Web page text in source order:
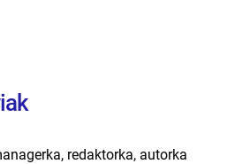
redaktorka, autorka